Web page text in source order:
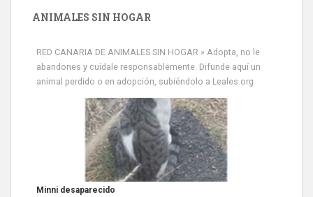
ANIMALES SIN HOGAR
RED CANARIA DE ANIMALES SIN HOGAR » Adopta, no le
abandones y cuídale responsablemente. Difunde aquí un
animal perdido o en adopción, subiéndolo a Leales.org
Minni desaparecido